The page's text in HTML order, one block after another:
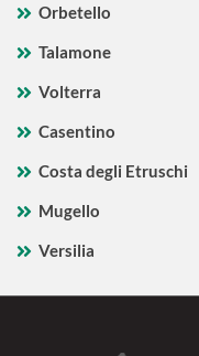
Orbetello
Talamone
Volterra
Casentino
Costa degli Etruschi
Mugello
Versilia